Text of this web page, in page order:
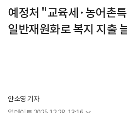
예정처 "교육세·농어촌
일반재원화로 복지 지출
안소영 기자